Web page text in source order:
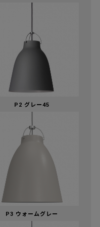
P2 グレー45
P3 ウォームグレー